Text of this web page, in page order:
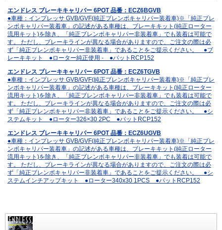
エンドレス ブレーキキャリパー 6POT 品番：ECZ6BGVB
●車種：インプレッサ GVB/GVF(純正ブレンボキャリパー装着車)※「純正ブレ
ンボキャリパー装着車」の記述がある車種は、ブレーキキット(純正ローター
流用キット)を除き、「純正ブレンボキャリパー非装着車」でも装着は可能で
す。 ただし、ブレーキラインが異なる場合がありますので、ご注文の際は必
ず「純正ブレンボキャリパー非装着車」であることをご提示ください。 ●ブ
レーキキット ●ローター純正使用 - ●パットRCP152
エンドレス ブレーキキャリパー 6POT 品番：ECZ6TGVB
●車種：インプレッサ GVB/GVF(純正ブレンボキャリパー装着車)※「純正ブレ
ンボキャリパー装着車」の記述がある車種は、ブレーキキット(純正ローター
流用キット)を除き、「純正ブレンボキャリパー非装着車」でも装着は可能で
す。 ただし、ブレーキラインが異なる場合がありますので、ご注文の際は必
ず「純正ブレンボキャリパー非装着車」であることをご提示ください。 ●シ
ステムキット ●ローター326×30 2PC ●パットRCP152
エンドレス ブレーキキャリパー 6POT 品番：ECZ6UGVB
●車種：インプレッサ GVB/GVF(純正ブレンボキャリパー装着車)※「純正ブレ
ンボキャリパー装着車」の記述がある車種は、ブレーキキット(純正ローター
流用キット)を除き、「純正ブレンボキャリパー非装着車」でも装着は可能で
す。 ただし、ブレーキラインが異なる場合がありますので、ご注文の際は必
ず「純正ブレンボキャリパー非装着車」であることをご提示ください。 ●シ
ステムインチアップキット ●ローター340x30 1PCS ●パットRCP152